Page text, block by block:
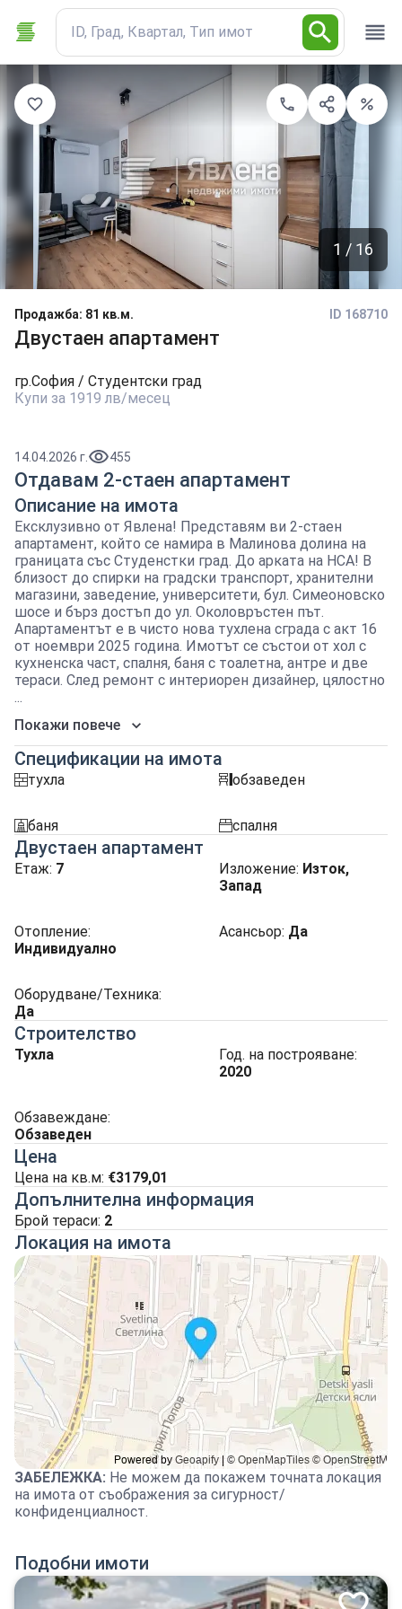
ID, Град, Квартал, Тип имот
1 / 16
Продажба: 81 кв.м.
Двустаен апартамент
ID 168710
гр.София / Студентски град
Купи за 1919 лв/месец
14.04.2026 г. 455
Отдавам 2-стаен апартамент
Описание на имота
Ексклузивно от Явлена! Представям ви 2-стаен
апартамент, който се намира в Малинова долина на
границата със Студенстки град. До арката на НСА! В
близост до спирки на градски транспорт, хранителни
магазини, заведение, университети, бул. Симеоновско
шосе и бърз достъп до ул. Околовръстен път.
Апартаментът е в чисто нова тухлена сграда с акт 16
от ноември 2025 година. Имотът се състои от хол с
кухненска част, спалня, баня с тоалетна, антре и две
тераси. След ремонт с интериорен дизайнер, цялостно
...
Покажи повече
Спецификации на имота
tuhlaтухла obzavejdne_4 обзаведен
sanitarno_pomeshtenie баня spalniaспалня
Двустаен апартамент
Етаж: 7 Изложение: Изток,
Запад
Отопление:
Индивидуално
Асансьор: Да
Оборудване/Техника:
Да
Строителство
Тухла
Год. на построяване:
2020
Обзавеждане:
Обзаведен
Цена
Цена на кв.м: €3179,01
Допълнителна информация
Брой тераси: 2
Локация на имота
ЗАБЕЛЕЖКА: Не можем да покажем точната локация
на имота от съображения за сигурност/
конфиденциалност.
Подобни имоти